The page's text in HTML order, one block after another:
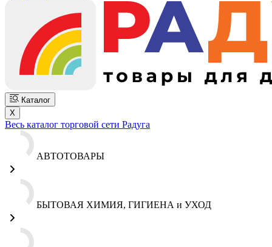
Каталог
X
Весь каталог торговой сети Радуга
АВТОТОВАРЫ
БЫТОВАЯ ХИМИЯ, ГИГИЕНА и УХОД